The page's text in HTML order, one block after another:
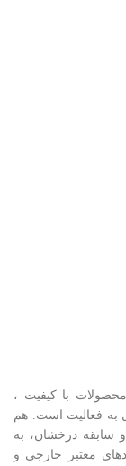
در ارائه محصولات با کيفيت ،
به فعاليت است. هم
سابقه درخشان، به
معتبر خارجی و